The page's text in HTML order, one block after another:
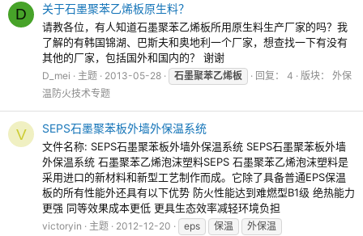
D 关于石墨聚苯乙烯板原生料？
请教各位，有人知道石墨聚苯乙烯板所用原生料生产厂家的吗？我
了解的有韩国锦湖、巴斯夫和奥地利一个厂家，想查找一下有没有
其他的厂家，包括国外和国内的？ 谢谢
D_mei 主题 2013-05-28 石墨聚苯乙烯板 回复： 4 版块： 外保
温防火技术专题
V SEPS石墨聚苯板外墙外保温系统
文件名称: SEPS石墨聚苯板外墙外保温系统 SEPS石墨聚苯板外墙
外保温系统 石墨聚苯乙烯泡沫塑料SEPS 石墨聚苯乙烯泡沫塑料是
采用进口的新材料和新型工艺制作而成。它除了具备普通EPS保温
板的所有性能外还具有以下优势 防火性能达到难燃型B1级 绝热能力
更强 同等效果成本更低 更具生态效率减轻环境负担
victoryin 主题 2012-12-20 eps 保温
外保温